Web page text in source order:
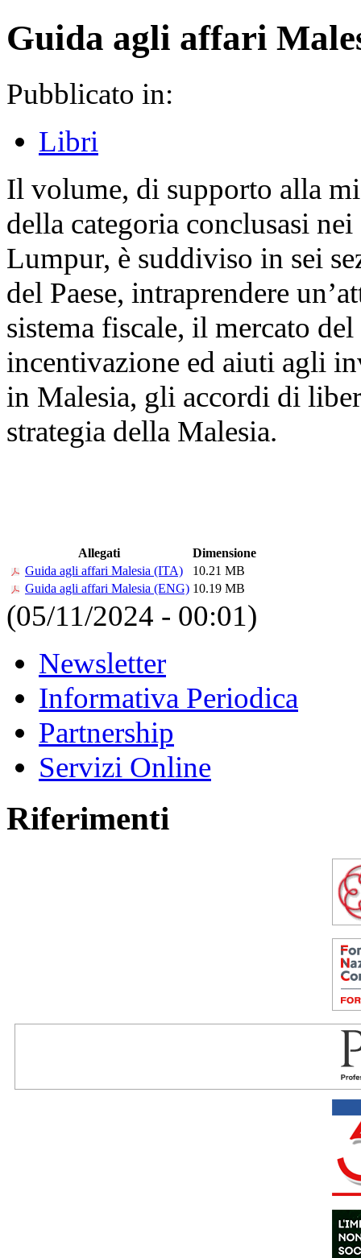
Guida agli affari
Pubblicato in:
Libri
Il volume, di supporto alla
della categoria conclusasi
Lumpur, è suddiviso in sei
del Paese, intraprendere
sistema fiscale, il mercato
incentivazione ed aiuti agli
in Malesia, gli accordi di
strategia della Malesia.
Allegati
Dimensione
Guida agli affari Malesia (ITA)
10.21 MB
Guida agli affari Malesia (ENG) 10.19 MB
(05/11/2024 - 00:01)
Newsletter
Informativa Periodica
Partnership
Servizi Online
Riferimenti